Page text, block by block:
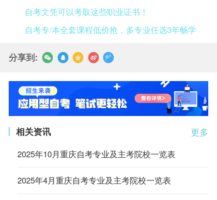
自考文凭可以考取这些职业证书！
自考专/本全套课程低价抢，多专业任选3年畅学
分享到:
更多
相关资讯
2025年10月重庆自考专业及主考院校一览表
2025年4月重庆自考专业及主考院校一览表